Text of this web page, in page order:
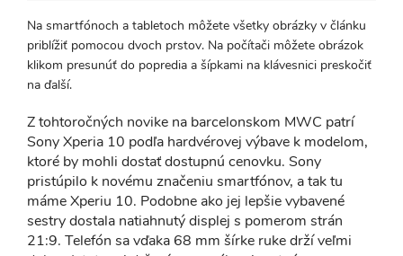
Na smartfónoch a tabletoch môžete všetky obrázky v článku
priblížiť pomocou dvoch prstov. Na počítači môžete obrázok
klikom presunúť do popredia a šípkami na klávesnici preskočiť
na ďalší.
Z tohtoročných novike na barcelonskom MWC patrí
Sony Xperia 10 podľa hardvérovej výbave k modelom,
ktoré by mohli dostať dostupnú cenovku. Sony
pristúpilo k novému značeniu smartfónov, a tak tu
máme Xperiu 10. Podobne ako jej lepšie vybavené
sestry dostala natiahnutý displej s pomerom strán
21:9. Telefón sa vďaka 68 mm šírke ruke drží veľmi